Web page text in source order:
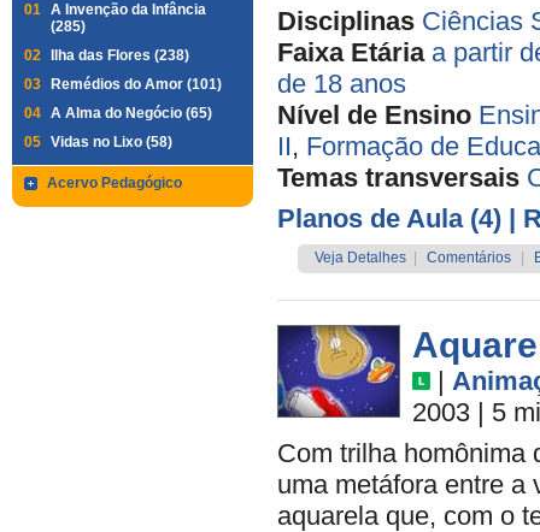
01 A Invenção da Infância
(285)
02
Ilha das Flores (238)
03
Remédios do Amor (101)
04 A Alma do Negócio (65)
05 Vidas no Lixo (58)
Acervo Pedagógico
Disciplinas Ciências
Faixa Etária a partir
de 18 anos
Nível de Ensino
II, Formação de
Temas transversais
Planos de Aula (4) |
Veja Detalhes Comentários
|
2003 | 5
Com trilha homônima
uma metáfora entre a
aquarela que, com o